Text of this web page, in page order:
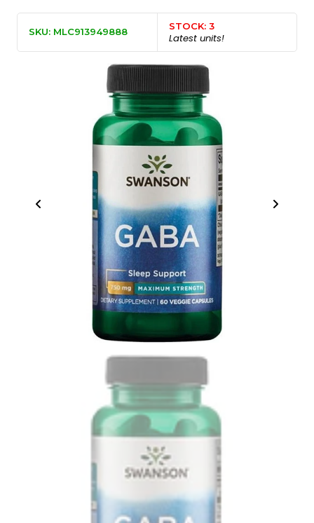
SKU: MLC913949888
STOCK: 3
Latest units!